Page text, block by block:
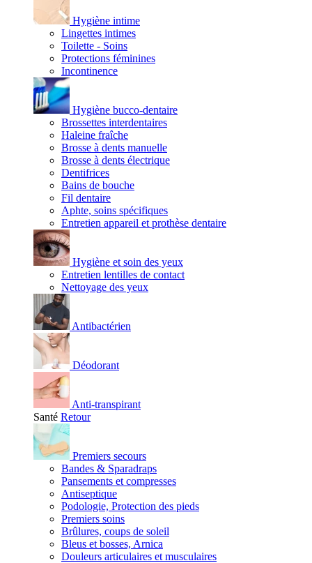
Hygiène intime
Lingettes intimes
Toilette - Soins
Protections féminines
Incontinence
Hygiène bucco-dentaire
Brossettes interdentaires
Haleine fraîche
Brosse à dents manuelle
Brosse à dents électrique
Dentifrices
Bains de bouche
Fil dentaire
Aphte, soins spécifiques
Entretien appareil et prothèse dentaire
Hygiène et soin des yeux
Entretien lentilles de contact
Nettoyage des yeux
Antibactérien
Déodorant
Anti-transpirant
Santé Retour
Premiers secours
Bandes & Sparadraps
Pansements et compresses
Antiseptique
Podologie, Protection des pieds
Premiers soins
Brûlures, coups de soleil
Bleus et bosses, Arnica
Douleurs articulaires et musculaires